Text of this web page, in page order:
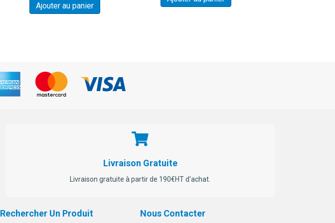
Ajouter au panier
Livraison Gratuite
Livraison gratuite à partir de 190€HT d'achat.
Rechercher Un Produit Nous Contacter